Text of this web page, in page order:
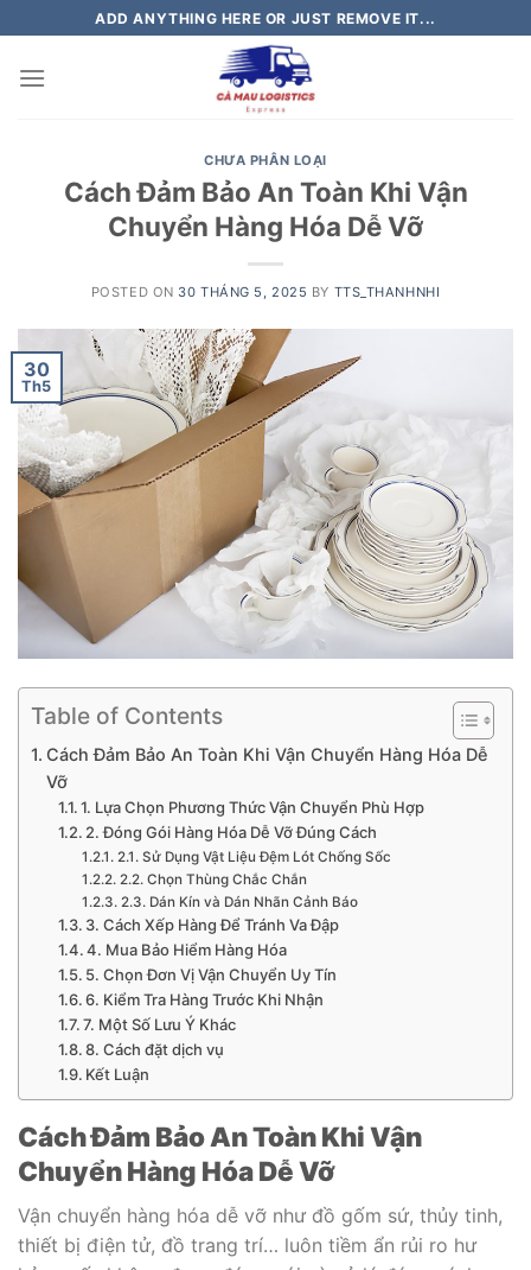
to
content
ADD ANYTHING HERE OR JUST REMOVE IT...
CHƯA PHÂN LOẠI
Cách Đảm Bảo An Toàn Khi Vận
Chuyển Hàng Hóa Dễ Vỡ
POSTED ON 30 THÁNG 5, 2025 BY TTS_THANHNHI
30
Th5
Table of Contents
Cách Đảm Bảo An Toàn Khi Vận Chuyển Hàng Hóa Dễ
Vỡ
1. Lựa Chọn Phương Thức Vận Chuyển Phù Hợp
2. Đóng Gói Hàng Hóa Dễ Vỡ Đúng Cách
2.1. Sử Dụng Vật Liệu Đệm Lót Chống Sốc
2.2. Chọn Thùng Chắc Chắn
2.3. Dán Kín và Dán Nhãn Cảnh Báo
3. Cách Xếp Hàng Để Tránh Va Đập
4. Mua Bảo Hiểm Hàng Hóa
5. Chọn Đơn Vị Vận Chuyển Uy Tín
6. Kiểm Tra Hàng Trước Khi Nhận
7. Một Số Lưu Ý Khác
8. Cách đặt dịch vụ
Kết Luận
Cách Đảm Bảo An Toàn Khi Vận
Chuyển Hàng Hóa Dễ Vỡ
Vận chuyển hàng hóa dễ vỡ như đồ gốm sứ, thủy tinh,
thiết bị điện tử, đồ trang trí… luôn tiềm ẩn rủi ro hư